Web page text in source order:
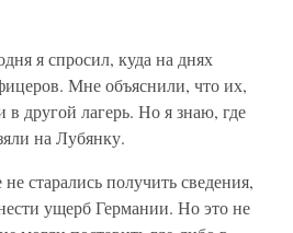
я спросил, куда на днях
Мне объяснили, что их,
другой лагерь. Но я знаю, где
на Лубянку.
старались получить сведения,
ущерб Германии. Но это не